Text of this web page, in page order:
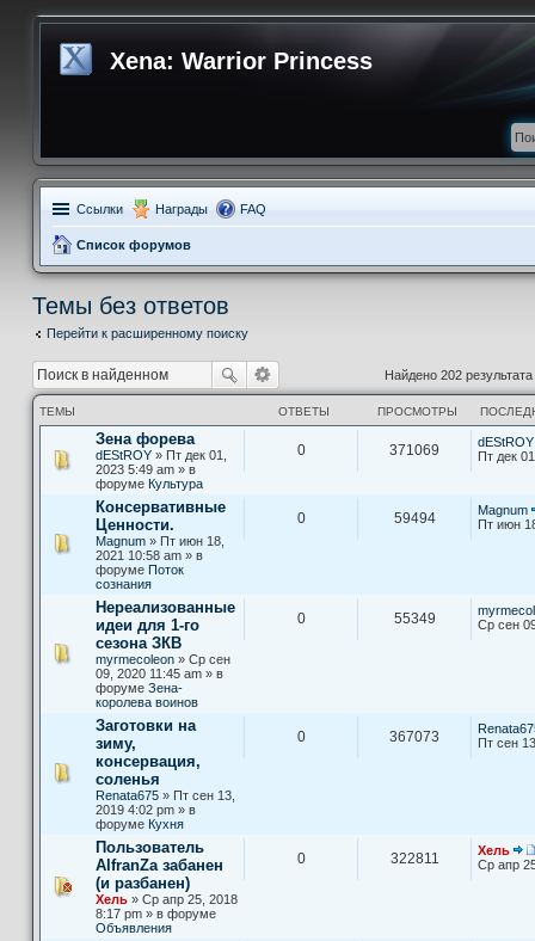
Xena: Warrior Princess
Ссылки Награды FAQ
Список форумов
Темы без ответов
Перейти к расширенному поиску
Найдено 202 результата
ТЕМЫ ОТВЕТЫ ПРОСМОТРЫ
Зена форева
dEStROY » Пт дек 01,
2023 5:49 am » в
форуме Культура
0 371069
dEStROY
Пт дек
Консервативные
Ценности.
Magnum » Пт июн 18,
2021 10:58 am » в
форуме Поток
сознания
0 59494
Magnum
Пт июн
Нереализованные
идеи для 1-го
сезона ЗКВ
myrmecoleon » Ср сен
09, 2020 11:45 am » в
форуме Зена-
королева воинов
0 55349
Ср сен
Заготовки на
зиму,
консервация,
соленья
Renata675 » Пт сен 13,
2019 4:02 pm » в
форуме Кухня
0 367073
Пт сен
Пользователь
AlfranZa забанен
(и разбанен)
Хель » Ср апр 25, 2018
8:17 pm » в форуме
Объявления
0 322811
Хель
Ср апр